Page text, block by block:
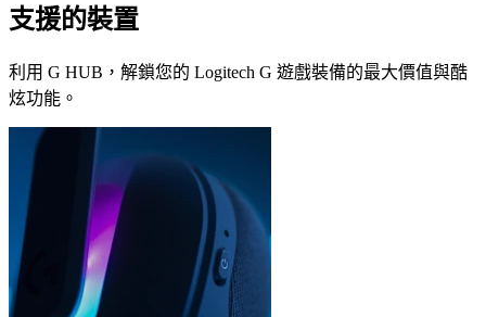
支援的裝置
利用 G HUB，解鎖您的 Logitech G 遊戲裝備的最大價值與酷
炫功能。